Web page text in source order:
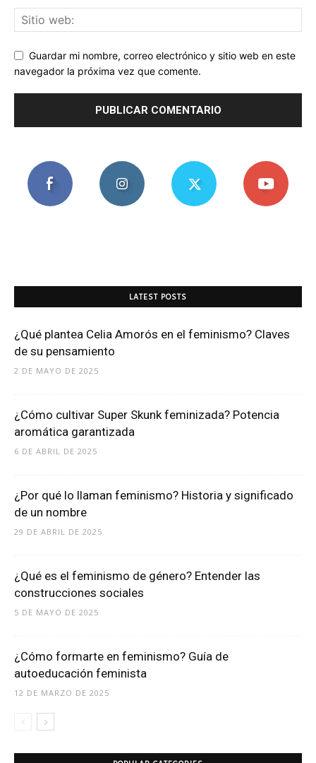
Guardar mi nombre, correo electrónico y sitio web en este
navegador la próxima vez que comente.
LATEST POSTS
¿Qué plantea Celia Amorós en el feminismo? Claves
de su pensamiento
2 DE MAYO DE 2025
¿Cómo cultivar Super Skunk feminizada? Potencia
aromática garantizada
6 DE ABRIL DE 2025
¿Por qué lo llaman feminismo? Historia y significado
de un nombre
29 DE ABRIL DE 2025
¿Qué es el feminismo de género? Entender las
construcciones sociales
5 DE MAYO DE 2025
¿Cómo formarte en feminismo? Guía de
autoeducación feminista
12 DE MARZO DE 2025